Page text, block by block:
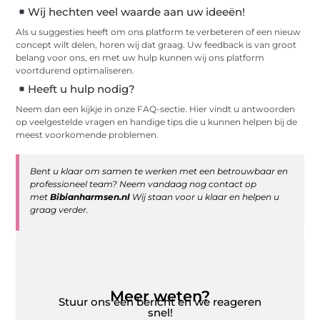
Wij hechten veel waarde aan uw ideeën!
Als u suggesties heeft om ons platform te verbeteren of een nieuw
concept wilt delen, horen wij dat graag. Uw feedback is van groot
belang voor ons, en met uw hulp kunnen wij ons platform
voortdurend optimaliseren.
Heeft u hulp nodig?
Neem dan een kijkje in onze FAQ-sectie. Hier vindt u antwoorden
op veelgestelde vragen en handige tips die u kunnen helpen bij de
meest voorkomende problemen.
Bent u klaar om samen te werken met een betrouwbaar en
professioneel team? Neem vandaag nog contact op
metBibianharmsen.nl Wij staan voor u klaar en helpen u
graag verder.
Meer weten?
Stuur ons een bericht en we reageren
snel!